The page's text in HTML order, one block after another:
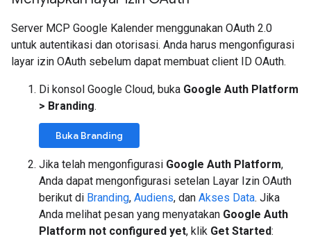
Server MCP Google Kalender menggunakan OAuth 2.0
untuk autentikasi dan otorisasi. Anda harus mengonfigurasi
layar izin OAuth sebelum dapat membuat client ID OAuth.
Di konsol Google Cloud, buka Google Auth Platform
> Branding.
Buka Branding
Jika telah mengonfigurasi Google Auth Platform,
Anda dapat mengonfigurasi setelan Layar Izin OAuth
berikut di Branding, Audiens, dan Akses Data. Jika
Anda melihat pesan yang menyatakan Google Auth
Platform not configured yet, klik Get Started: